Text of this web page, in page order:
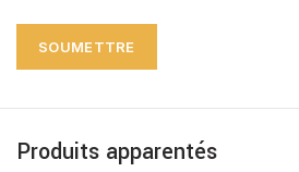
Produits apparentés